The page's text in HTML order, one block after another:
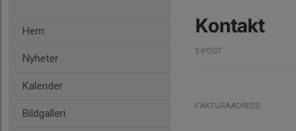
Hem
Nyheter
Kalender
Bildgalleri
Kontakt
E-POST
FAKTURAADRESS